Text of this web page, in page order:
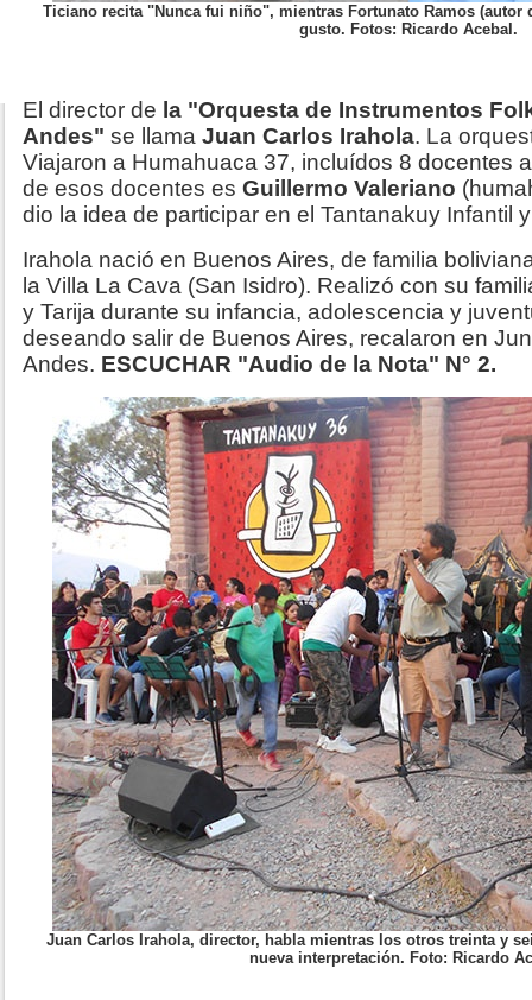
Ticiano recita "Nunca fui niño", mientras Fortunato Ramos (autor
gusto. Fotos: Ricardo Acebal.
El director de la "Orquesta de Instrumentos
Andes" se llama Juan Carlos Irahola. La
Viajaron a Humahuaca 37, incluídos 8 docentes
de esos docentes es Guillermo Valeriano
dio la idea de participar en el Tantanakuy Infantil
Irahola nació en Buenos Aires, de familia
la Villa La Cava (San Isidro). Realizó con su
y Tarija durante su infancia, adolescencia y
deseando salir de Buenos Aires, recalaron en
Andes. ESCUCHAR "Audio de la Nota" N° 2.
Juan Carlos Irahola, director, habla mientras los otros treinta y
nueva interpretación. Foto: Ricardo